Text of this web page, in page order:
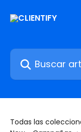
Buscar artículos...
Todas las